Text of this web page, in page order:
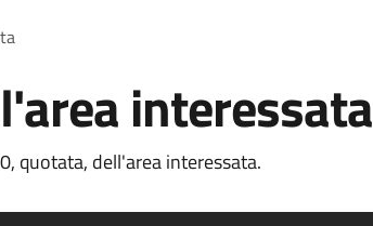
interessata
quotata, dell'area interessata.